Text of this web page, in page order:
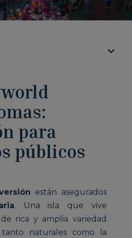
para
públicos
están asegurados
. Una isla que vive
rica y amplia variedad
tanto naturales como la